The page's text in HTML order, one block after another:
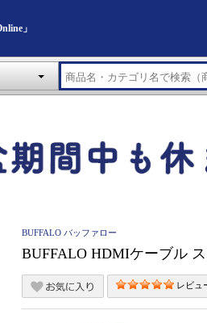
」
BUFFALO バッファロー
BUFFALO HDMIケーブル
レビュ